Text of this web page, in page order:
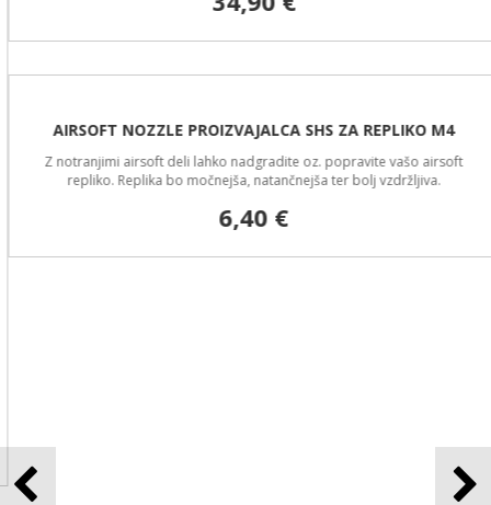
AIRSOFT NOZZLE PROIZVAJALCA SHS ZA REPLIKO M4
Z notranjimi airsoft deli lahko nadgradite oz. popravite vašo airsoft
repliko. Replika bo močnejša, natančnejša ter bolj vzdržljiva.
6,40 €